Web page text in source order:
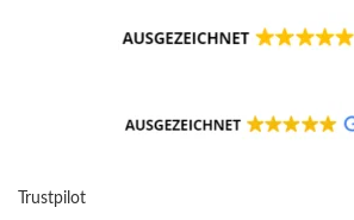
Trustpilot